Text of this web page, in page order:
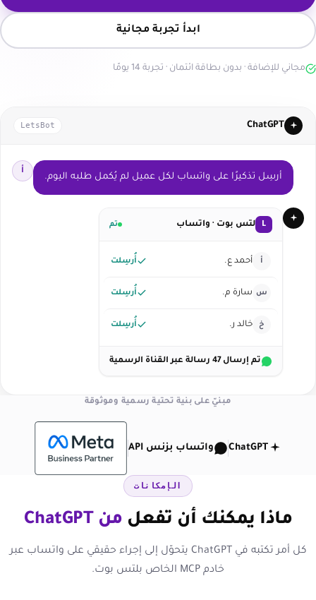
ابدأ تجربة مجانية
مجاني للإضافة · بدون بطاقة ائتمان · تجربة 14 يومًا
ChatGPT
LetsBot
أ
أرسِل تذكيرًا على واتساب لكل عميل لم يُكمل طلبه اليوم.
L لتس بوت · واتساب تم
أ أحمد ع. أُرسِلت
س سارة م. أُرسِلت
خ خالد ر. أُرسِلت
تم إرسال 47 رسالة عبر القناة الرسمية
مبنيّ على بنية تحتية رسمية وموثوقة
ChatGPT واتساب بزنس API
الإمكانات
ماذا يمكنك أن تفعل من ChatGPT
كل أمر تكتبه في ChatGPT يتحوّل إلى إجراء حقيقي على واتساب عبر
خادم MCP الخاص بلتس بوت.